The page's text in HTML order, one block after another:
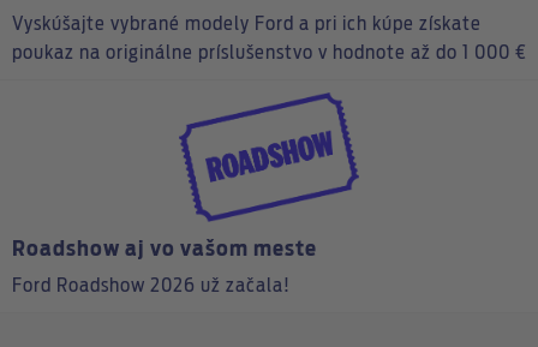
Vyskúšajte vybrané modely Ford a pri ich kúpe získate
poukaz na originálne príslušenstvo v hodnote až do 1 000 €
Roadshow aj vo vašom meste
Ford Roadshow 2026 už začala!